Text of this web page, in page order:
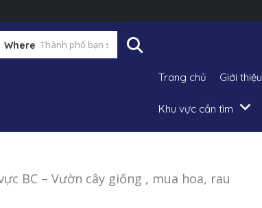
Where
Trang chủ Giới thiệu
Khu vực cần tìm
BC – Vườn cây giống , mua hoa, rau